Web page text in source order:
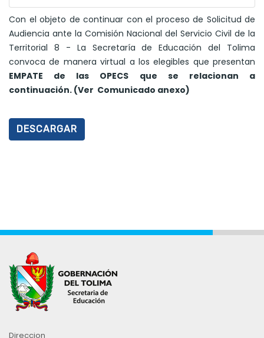
Con el objeto de continuar con el proceso de Solicitud de
Audiencia ante la Comisión Nacional del Servicio Civil de la
Territorial 8 - La Secretaría de Educación del Tolima
convoca de manera virtual a los elegibles que presentan
EMPATE de las OPECS que se relacionan a
continuación. (Ver Comunicado anexo)
DESCARGAR
Direccion